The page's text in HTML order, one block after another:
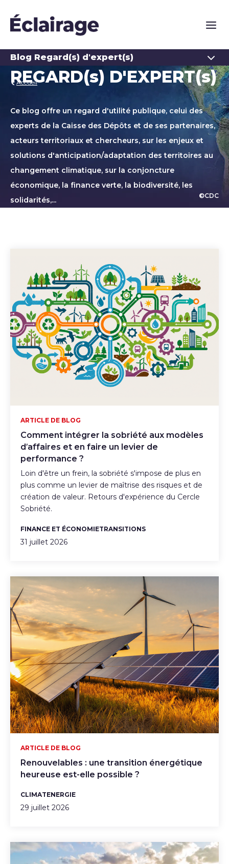
Blog Regard(s) d'expert(s)
©CDC
Accueil
REGARD(s) D'EXPERT(s)
Ce blog offre un regard d'utilité publique, celui des
experts de la Caisse des Dépôts et de ses partenaires,
acteurs territoriaux et chercheurs, sur les enjeux et
solutions d'anticipation/adaptation des territoires au
changement climatique, sur la conjoncture
économique, la finance verte, la biodiversité, les
solidarités,...
Comment intégrer la sobriété aux modèles
d’affaires et en faire un levier de
performance ?
ARTICLE DE BLOG
Loin d'être un frein, la sobriété s'impose de plus en
plus comme un levier de maîtrise des risques et de
création de valeur. Retours d'expérience du Cercle
Sobriété.
FINANCE ET ÉCONOMIETRANSITIONS
31 juillet 2026
Renouvelables : une transition énergétique
heureuse est-elle possible ?
ARTICLE DE BLOG
CLIMATENERGIE
29 juillet 2026